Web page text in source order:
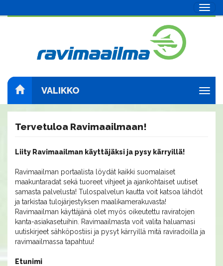
VALIKKO
Tervetuloa Ravimaailmaan!
Liity Ravimaailman käyttäjäksi ja pysy kärryillä!
Ravimaailman portaalista löydät kaikki suomalaiset
maakuntaradat sekä tuoreet vihjeet ja ajankohtaiset uutiset
samasta palvelusta! Tulospalvelun kautta voit katsoa lähdöt
ja tarkistaa tulojärjestyksen maalikamerakuvasta!
Ravimaailman käyttäjänä olet myös oikeutettu raviratojen
kanta-asiakasetuihin. Ravimaailmasta voit valita haluamasi
uutiskirjeet sähköpostiisi ja pysyt kärryillä mitä raviradoilla ja
ravimaailmassa tapahtuu!
Etunimi